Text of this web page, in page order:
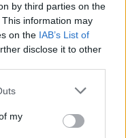
by third parties on the
This information may
on the IAB’s List of
disclose it to other
one or more Google
You may click to
third-party tags to
my